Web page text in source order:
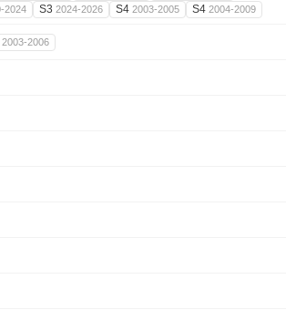
2024 S3 2024-2026 S4 2003-2005 S4 2004-2009
2003-2006